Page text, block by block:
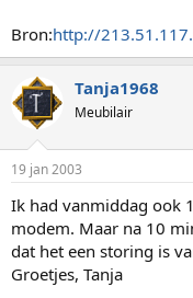
Bron:http://
Tanja1968
Meubilair
19 jan 2003
Ik had vanmiddag ook
modem. Maar na 10
dat het een storing is
Groetjes, Tanja